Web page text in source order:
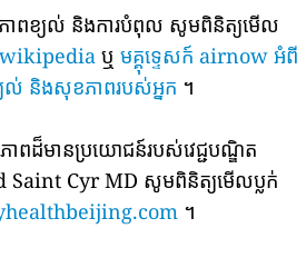
ាពខ្យល់ និងការបំពុល សូមពិនិត្យមើល
ឬ មគ្គុទ្ទេសក៍ airnow អំពី
និងសុខភាពរបស់អ្នក ។
ាពដ៏មានប្រយោជន៍របស់វេជ្ជបណ្ឌិត
Saint Cyr MD សូមពិនិត្យមើលប្លក់
។